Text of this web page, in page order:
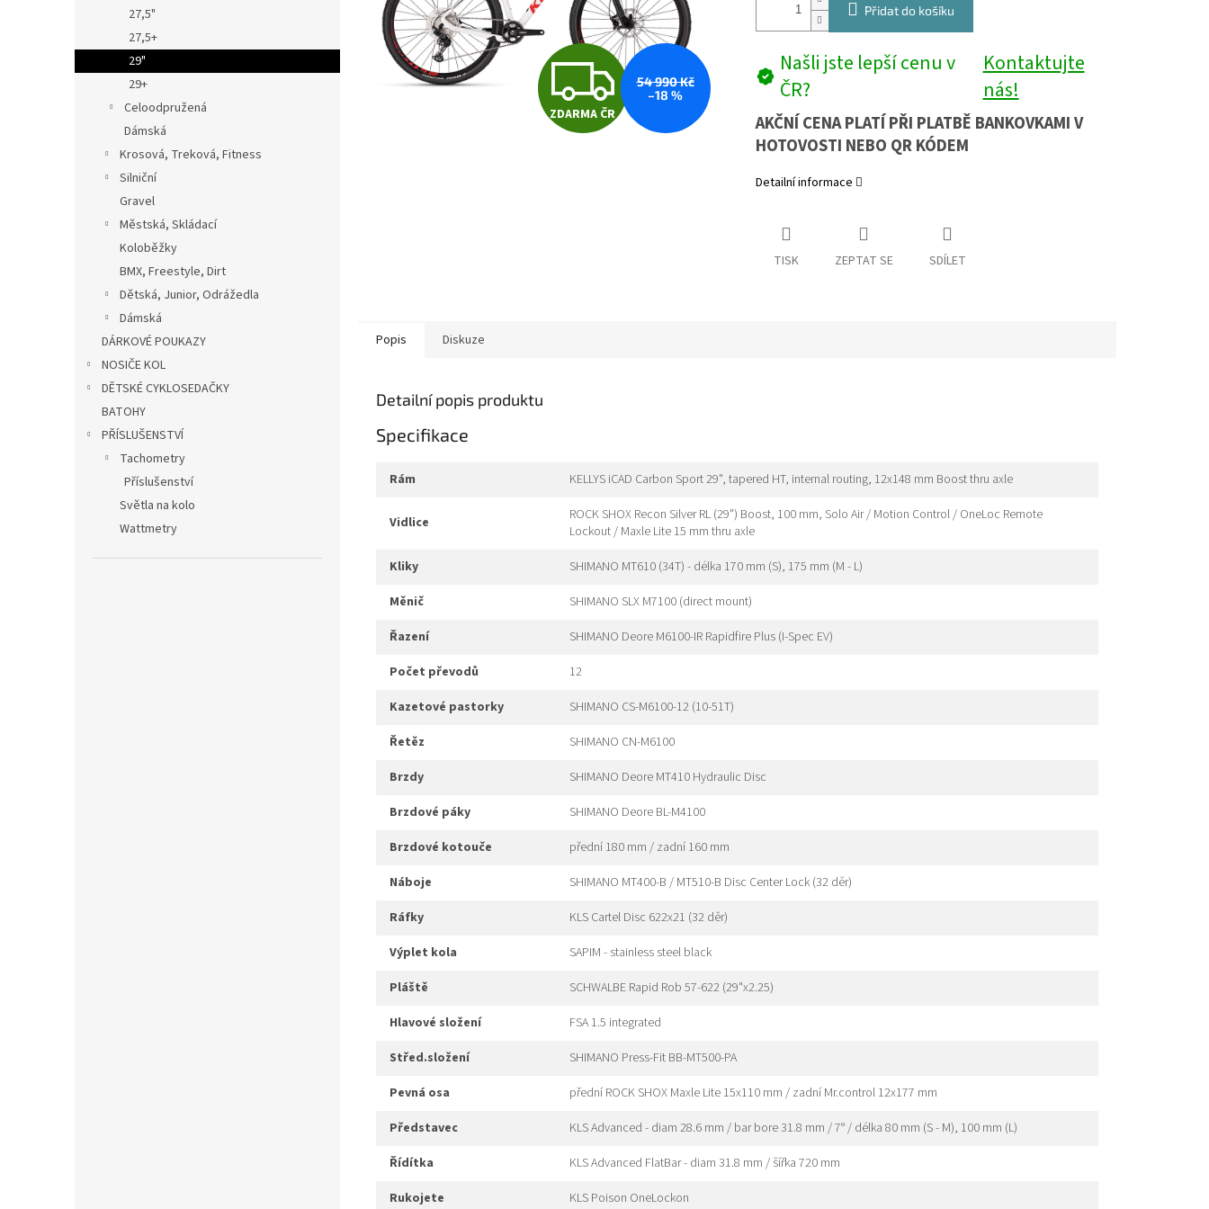
l
27,5"
27,5+
29"
29+
Celoodpružená
Dámská
Krosová, Treková, Fitness
Silniční
Gravel
Městská, Skládací
Koloběžky
BMX, Freestyle, Dirt
Dětská, Junior, Odrážedla
Dámská
DÁRKOVÉ POUKAZY
NOSIČE KOL
DĚTSKÉ CYKLOSEDAČKY
BATOHY
PŘÍSLUŠENSTVÍ
Tachometry
Příslušenství
Světla na kolo
Wattmetry
Z
D
ZDARMA ČR
54 990 Kč
–18 %
Přidat do košíku
Našli jste lepší cenu v
ČR?
Kontaktujte
nás!
AKČNÍ CENA PLATÍ PŘI PLATBĚ BANKOVKAMI V
HOTOVOSTI NEBO QR KÓDEM
Detailní informace
TISK ZEPTAT SE SDÍLET
Popis Diskuze
Detailní popis produktu
Specifikace
rám KELLYS iCAD Carbon Sport 29", tapered HT, internal routing, 12x148 mm Boost thru axle
vidlice
ROCK SHOX Recon Silver RL (29") Boost, 100 mm, Solo Air / Motion Control / OneLoc Remote
Lockout / Maxle Lite 15 mm thru axle
kliky
SHIMANO MT610 (34T) - délka 170 mm (S), 175 mm (M - L)
měnič
SHIMANO SLX M7100 (direct mount)
řazení
SHIMANO Deore M6100-IR Rapidfire Plus (I-Spec EV)
počet převodů
12
kazetové pastorky
SHIMANO CS-M6100-12 (10-51T)
řetěz
SHIMANO CN-M6100
brzdy
SHIMANO Deore MT410 Hydraulic Disc
brzdové páky
SHIMANO Deore BL-M4100
brzdové kotouče
přední 180 mm / zadní 160 mm
náboje
SHIMANO MT400-B / MT510-B Disc Center Lock (32 děr)
ráfky
KLS Cartel Disc 622x21 (32 děr)
výplet kola
SAPIM - stainless steel black
pláště
SCHWALBE Rapid Rob 57-622 (29"x2.25)
hlavové složení
FSA 1.5 integrated
střed.složení
SHIMANO Press-Fit BB-MT500-PA
pevná osa
přední ROCK SHOX Maxle Lite 15x110 mm / zadní Mr.control 12x177 mm
představec
KLS Advanced - diam 28.6 mm / bar bore 31.8 mm / 7° / délka 80 mm (S - M), 100 mm (L)
řídítka
KLS Advanced FlatBar - diam 31.8 mm / šířka 720 mm
rukojete
KLS Poison OneLockon